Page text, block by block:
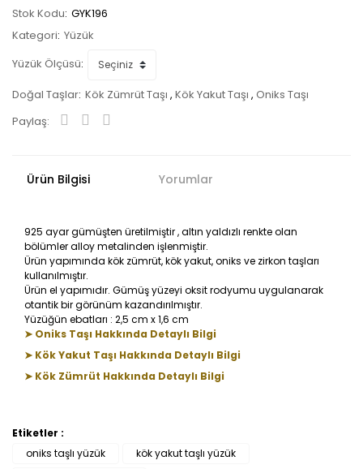
Stok Kodu GYK196
Kategori Yüzük
Yüzük Ölçüsü
Doğal Taşlar Kök Zümrüt Taşı , Kök Yakut Taşı , Oniks Taşı
Paylaş:
Ürün Bilgisi Yorumlar
925 ayar gümüşten üretilmiştir , altın yaldızlı renkte olan
bölümler alloy metalinden işlenmiştir.
Ürün yapımında kök zümrüt, kök yakut, oniks ve zirkon taşları
kullanılmıştır.
Ürün el yapımıdır. Gümüş yüzeyi oksit rodyumu uygulanarak
otantik bir görünüm kazandırılmıştır.
Yüzüğün ebatları : 2,5 cm x 1,6 cm
➤ Oniks Taşı Hakkında Detaylı Bilgi
➤ Kök Yakut Taşı Hakkında Detaylı Bilgi
➤ Kök Zümrüt Hakkında Detaylı Bilgi
Bu ürüne ilk yorumu siz yapın!
Etiketler :
oniks taşlı yüzük
kök yakut taşlı yüzük